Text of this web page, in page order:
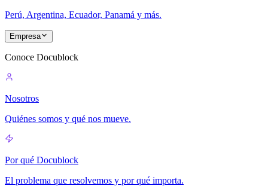
Perú, Argentina, Ecuador, Panamá y más.
Empresa
Conoce Docublock
Nosotros
Quiénes somos y qué nos mueve.
Por qué Docublock
El problema que resolvemos y por qué importa.